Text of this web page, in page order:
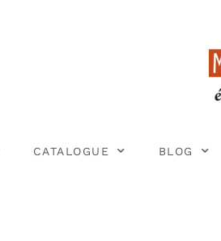
CATALOGUE BLOG